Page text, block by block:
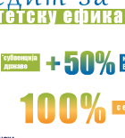
kultura
OZBILJNIJI U
u Gračanici